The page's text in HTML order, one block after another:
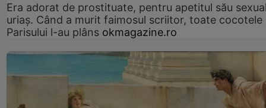
Era adorat de prostituate, pentru apetitul său
uriaș. Când a murit faimosul scriitor, toate cocotele
Parisului l-au plâns okmagazine.ro